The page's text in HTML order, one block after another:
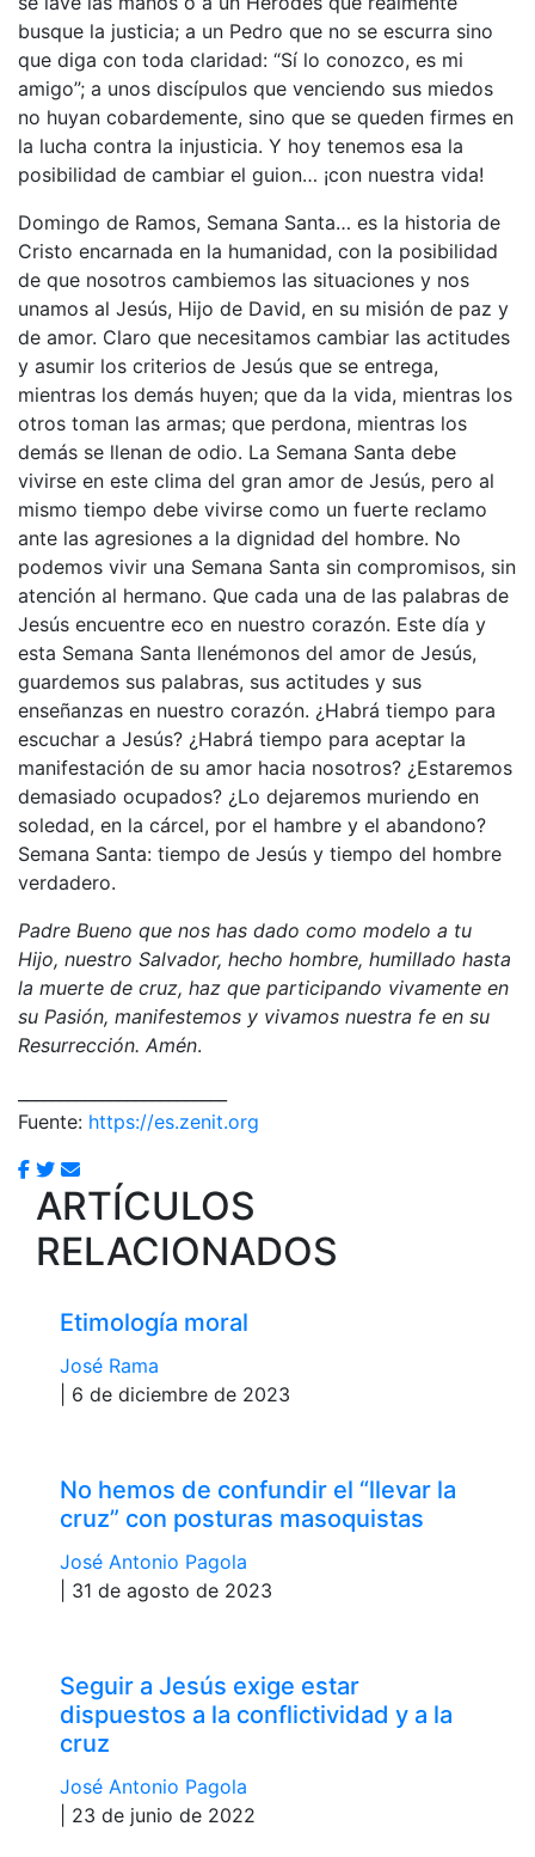
busque la justicia; a un Pedro que no se escurra sino
que diga con toda claridad: “Sí lo conozco, es mi
amigo”; a unos discípulos que venciendo sus miedos
no huyan cobardemente, sino que se queden firmes en
la lucha contra la injusticia. Y hoy tenemos esa la
posibilidad de cambiar el guion… ¡con nuestra vida!
Domingo de Ramos, Semana Santa… es la historia de
Cristo encarnada en la humanidad, con la posibilidad
de que nosotros cambiemos las situaciones y nos
unamos al Jesús, Hijo de David, en su misión de paz y
de amor. Claro que necesitamos cambiar las actitudes
y asumir los criterios de Jesús que se entrega,
mientras los demás huyen; que da la vida, mientras los
otros toman las armas; que perdona, mientras los
demás se llenan de odio. La Semana Santa debe
vivirse en este clima del gran amor de Jesús, pero al
mismo tiempo debe vivirse como un fuerte reclamo
ante las agresiones a la dignidad del hombre. No
podemos vivir una Semana Santa sin compromisos, sin
atención al hermano. Que cada una de las palabras de
Jesús encuentre eco en nuestro corazón. Este día y
esta Semana Santa llenémonos del amor de Jesús,
guardemos sus palabras, sus actitudes y sus
enseñanzas en nuestro corazón. ¿Habrá tiempo para
escuchar a Jesús? ¿Habrá tiempo para aceptar la
manifestación de su amor hacia nosotros? ¿Estaremos
demasiado ocupados? ¿Lo dejaremos muriendo en
soledad, en la cárcel, por el hambre y el abandono?
Semana Santa: tiempo de Jesús y tiempo del hombre
verdadero.
Padre Bueno que nos has dado como modelo a tu
Hijo, nuestro Salvador, hecho hombre, humillado hasta
la muerte de cruz, haz que participando vivamente en
su Pasión, manifestemos y vivamos nuestra fe en su
Resurrección. Amén.
Fuente: https://es.zenit.org
ARTÍCULOS
RELACIONADOS
Etimología moral
José Rama
| 6 de diciembre de 2023
No hemos de confundir el “llevar la
cruz” con posturas masoquistas
José Antonio Pagola
| 31 de agosto de 2023
Seguir a Jesús exige estar
dispuestos a la conflictividad y a la
cruz
José Antonio Pagola
| 23 de junio de 2022